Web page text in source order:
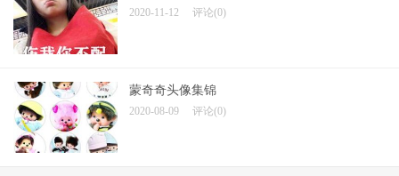
2020-11-12 评论(0)
蒙奇奇头像集锦
2020-08-09 评论(0)